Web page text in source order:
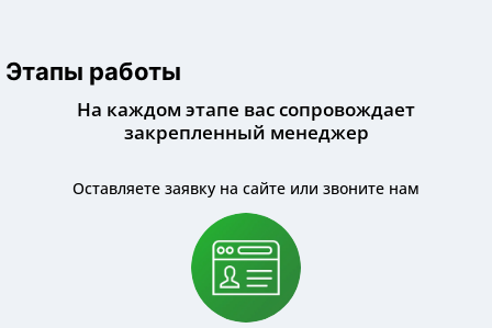
Этапы работы
На каждом этапе вас сопровождает
закрепленный менеджер
Оставляете заявку на сайте или звоните нам